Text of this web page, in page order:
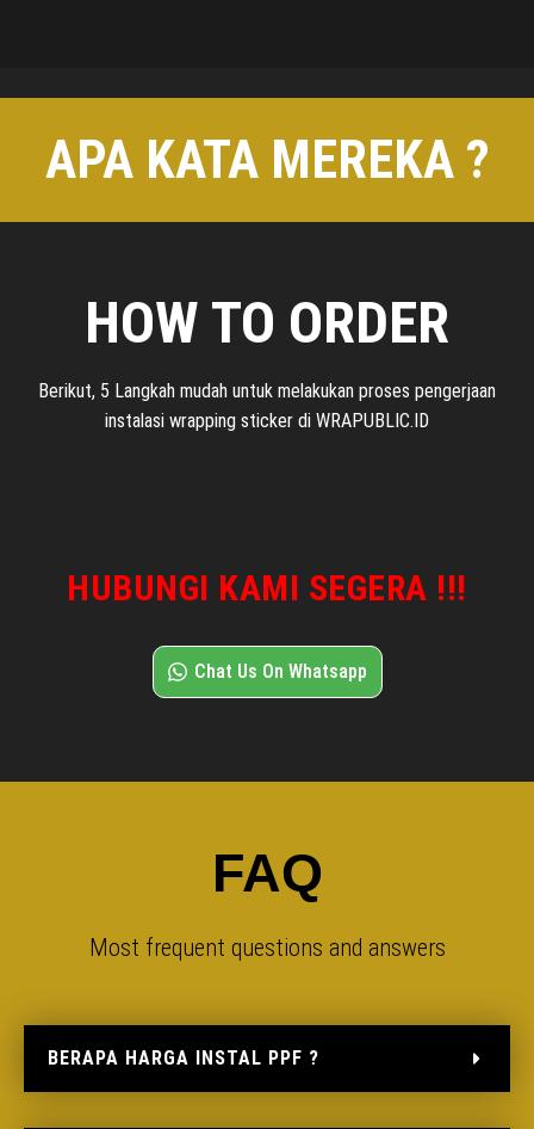
APA KATA MEREKA ?
HOW TO ORDER
Berikut, 5 Langkah mudah untuk melakukan proses pengerjaan
instalasi wrapping sticker di WRAPUBLIC.ID
HUBUNGI KAMI SEGERA !!!
Chat Us On Whatsapp
FAQ
Most frequent questions and answers
BERAPA HARGA INSTAL PPF ?